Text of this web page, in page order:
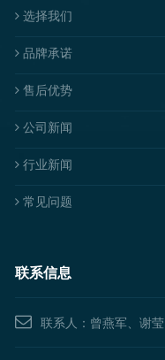
选择我们
品牌承诺
售后优势
公司新闻
行业新闻
常见问题
联系信息
联系人：曾燕军、谢莹